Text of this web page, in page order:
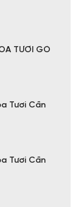
TƯƠI GÒ
Tươi Cần
Tươi Cần